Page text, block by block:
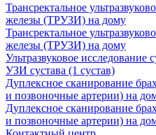
Трансректальное
железы (ТРУЗИ) на дому
Трансректальное
железы (ТРУЗИ) на дому
Ультразвуковое исследование
УЗИ сустава (1 сустав)
Дуплексное сканирование
и позвоночные артерии) на
Дуплексное сканирование
и позвоночные артерии) на